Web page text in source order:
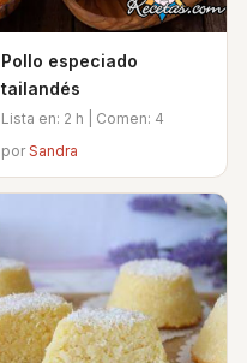
Pollo especiado
tailandés
Lista en: 2 h | Comen: 4
porSandra